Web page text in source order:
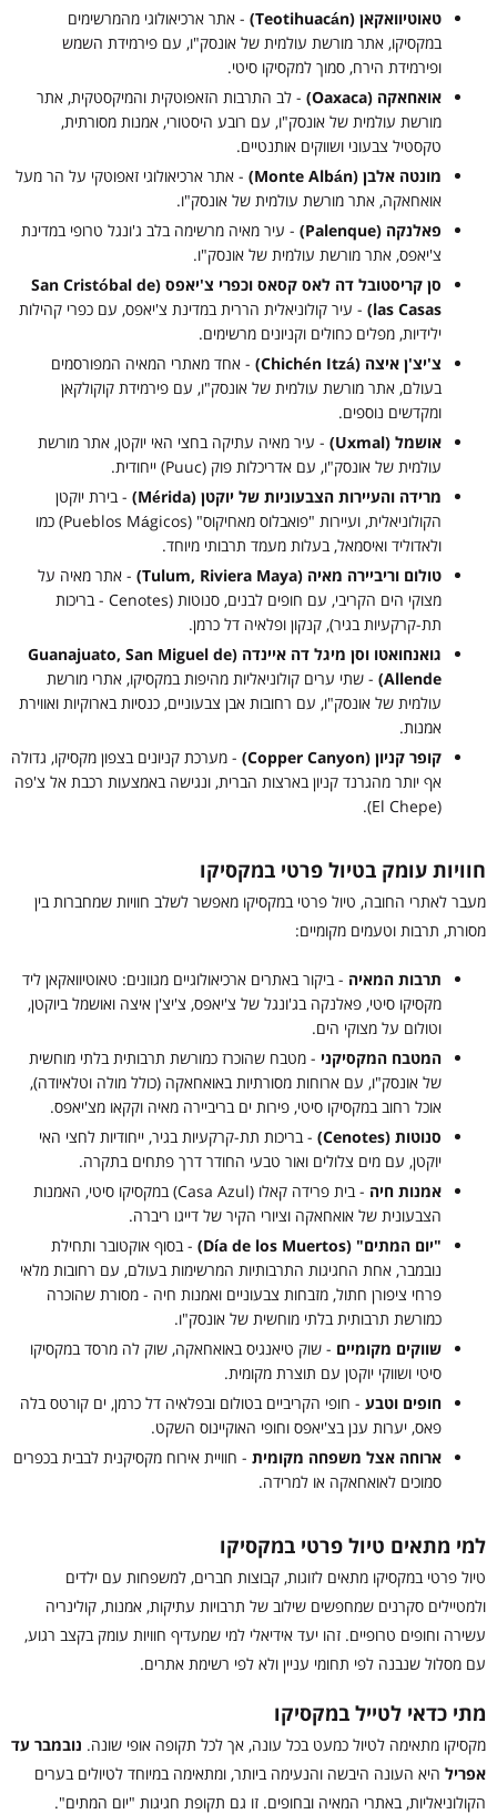
טאוטיוואקאן (Teotihuacán)
- אתר ארכיאולוגי מהמרשימים
במקסיקו, אתר מורשת עולמית של אונסק"ו, עם פירמידת השמש
ופירמידת הירח, סמוך למקסיקו סיטי.
אואחאקה (Oaxaca)
- לב התרבות הזאפוטקית והמיקסטקית, אתר
מורשת עולמית של אונסק"ו, עם רובע היסטורי, אמנות מסורתית,
טקסטיל צבעוני ושווקים אותנטיים.
מונטה אלבן (Monte Albán)
- אתר ארכיאולוגי זאפוטקי על הר מעל
אואחאקה, אתר מורשת עולמית של אונסק"ו.
פאלנקה (Palenque)
- עיר מאיה מרשימה בלב ג'ונגל טרופי במדינת
צ'יאפס, אתר מורשת עולמית של אונסק"ו.
סן קריסטובל דה לאס קסאס וכפרי צ'יאפס (San Cristóbal de
las Casas) - עיר קולוניאלית הררית במדינת צ'יאפס, עם כפרי קהילות
ילידיות, מפלים כחולים וקניונים מרשימים.
צ'יצ'ן איצה (Chichén Itzá)
- אחד מאתרי המאיה המפורסמים
בעולם, אתר מורשת עולמית של אונסק"ו, עם פירמידת קוקולקאן
ומקדשים נוספים.
אושמל (Uxmal)
- עיר מאיה עתיקה בחצי האי יוקטן, אתר מורשת
עולמית של אונסק"ו, עם אדריכלות פוק (Puuc) ייחודית.
מרידה והעיירות הצבעוניות של יוקטן (Mérida)
- בירת יוקטן
הקולוניאלית, ועיירות "פואבלוס מאחיקוס" (Pueblos Mágicos) כמו
ולאדוליד ואיסמאל, בעלות מעמד תרבותי מיוחד.
טולום וריביירה מאיה (Tulum, Riviera Maya)
- אתר מאיה על
מצוקי הים הקריבי, עם חופים לבנים, סנוטות (Cenotes - בריכות
תת-קרקעיות בגיר), קנקון ופלאיה דל כרמן.
גואנחואטו וסן מיגל דה איינדה (Guanajuato, San Miguel de
Allende) - שתי ערים קולוניאליות מהיפות במקסיקו, אתרי מורשת
עולמית של אונסק"ו, עם רחובות אבן צבעוניים, כנסיות בארוקיות ואווירת
אמנות.
קופר קניון (Copper Canyon)
- מערכת קניונים בצפון מקסיקו, גדולה
אף יותר מהגרנד קניון בארצות הברית, ונגישה באמצעות רכבת אל צ'פה
(El Chepe).
חוויות עומק בטיול פרטי במקסיקו
מעבר לאתרי החובה, טיול פרטי במקסיקו מאפשר לשלב חוויות שמחברות בין
מסורת, תרבות וטעמים מקומיים:
תרבות המאיה - ביקור באתרים ארכיאולוגיים מגוונים: טאוטיוואקאן ליד
מקסיקו סיטי, פאלנקה בג'ונגל של צ'יאפס, צ'יצ'ן איצה ואושמל ביוקטן,
וטולום על מצוקי הים.
המטבח המקסיקני - מטבח שהוכרז כמורשת תרבותית בלתי מוחשית
של אונסק"ו, עם ארוחות מסורתיות באואחאקה (כולל מולה וטלאיודה),
אוכל רחוב במקסיקו סיטי, פירות ים בריביירה מאיה וקקאו מצ'יאפס.
סנוטות (Cenotes)
- בריכות תת-קרקעיות בגיר, ייחודיות לחצי האי
יוקטן, עם מים צלולים ואור טבעי החודר דרך פתחים בתקרה.
אמנות חיה
- בית פרידה קאלו (Casa Azul) במקסיקו סיטי, האמנות
הצבעונית של אואחאקה וציורי הקיר של דייגו ריברה.
"יום המתים" (Día de los Muertos)
- בסוף אוקטובר ותחילת
נובמבר, אחת החגיגות התרבותיות המרשימות בעולם, עם רחובות מלאי
פרחי ציפורן חתול, מזבחות צבעוניים ואמנות חיה - מסורת שהוכרה
כמורשת תרבותית בלתי מוחשית של אונסק"ו.
שווקים מקומיים - שוק טיאנגיס באואחאקה, שוק לה מרסד במקסיקו
סיטי ושווקי יוקטן עם תוצרת מקומית.
חופים וטבע - חופי הקריביים בטולום ובפלאיה דל כרמן, ים קורטס בלה
פאס, יערות ענן בצ'יאפס וחופי האוקיינוס השקט.
ארוחה אצל משפחה מקומית - חוויית אירוח מקסיקנית לבבית בכפרים
סמוכים לאואחאקה או למרידה.
למי מתאים טיול פרטי במקסיקו
טיול פרטי במקסיקו מתאים לזוגות, קבוצות חברים, למשפחות עם ילדים
ולמטיילים סקרנים שמחפשים שילוב של תרבויות עתיקות, אמנות, קולינריה
עשירה וחופים טרופיים. זהו יעד אידיאלי למי שמעדיף חוויות עומק בקצב רגוע,
עם מסלול שנבנה לפי תחומי עניין ולא לפי רשימת אתרים.
מתי כדאי לטייל במקסיקו
מקסיקו מתאימה לטיול כמעט בכל עונה, אך לכל תקופה אופי שונה. נובמבר עד
אפריל היא העונה היבשה והנעימה ביותר, ומתאימה במיוחד לטיולים בערים
הקולוניאליות, באתרי המאיה ובחופים. זו גם תקופת חגיגות "יום המתים".